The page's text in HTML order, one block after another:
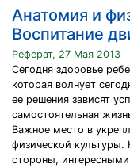
Анатомия и
Воспитание
Реферат, 27 Мая 2013
Сегодня здоровье
которая волнует
ее решения зависят
самостоятельная
Важное место в
физической культуры.
стороны,